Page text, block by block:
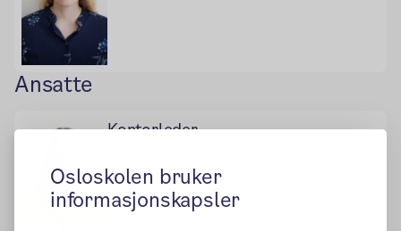
Osloskolen bruker
informasjonskapsler
Ansatte
Kontorleder
94809498